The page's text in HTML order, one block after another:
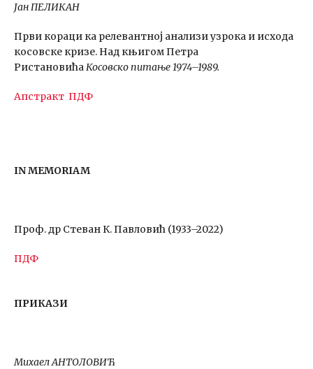
Јан ПЕЛИКАН
Први кораци ка релевантној анализи узрока и исхода
косовске кризе. Над књигом Петра
РистановићаКосовско питање 1974–1989.
Апстракт ПДФ
IN MEMORIAM
Проф. др Стеван К. Павловић (1933–2022)
ПДФ
ПРИКАЗИ
Михаел АНТОЛОВИЋ